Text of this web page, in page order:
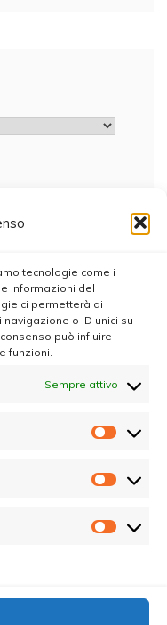
tecnologie come i
informazioni del
ci permetterà di
o ID unici su
può influire
funzioni.
Sempre attivo